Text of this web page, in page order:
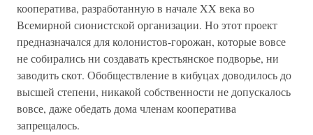
кооператива, разработанную в начале XX века во
Всемирной сионистской организации. Но этот проект
предназначался для колонистов-горожан, которые вовсе
не собирались ни создавать крестьянское подворье, ни
заводить скот. Обобществление в кибуцах доводилось до
высшей степени, никакой собственности не допускалось
вовсе, даже обедать дома членам кооператива
запрещалось.